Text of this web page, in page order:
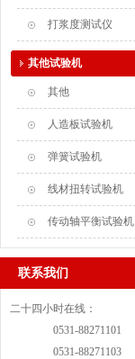
打浆度测试仪
其他试验机
其他
人造板试验机
弹簧试验机
线材扭转试验机
传动轴平衡试验机
联系我们
二十四小时在线：
0531-88271101
0531-88271103